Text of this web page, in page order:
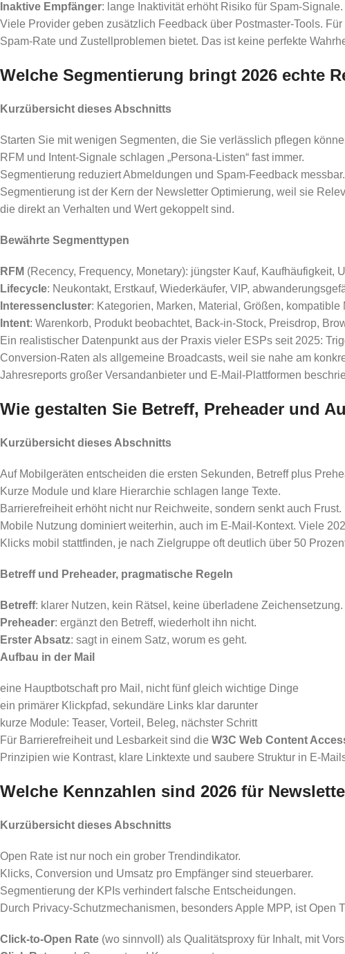
Inaktive Empfänger: lange Inaktivität erhöht Risiko für Spam-Signale.
Viele Provider geben zusätzlich Feedback über Postmaster-Tools.
Spam-Rate und Zustellproblemen bietet. Das ist keine perfekte
Welche Segmentierung bringt 2026 echte
Kurzübersicht dieses Abschnitts
Starten Sie mit wenigen Segmenten, die Sie verlässlich pflegen
RFM und Intent-Signale schlagen „Persona-Listen“ fast immer.
Segmentierung reduziert Abmeldungen und Spam-Feedback messbar.
Segmentierung ist der Kern der Newsletter Optimierung, weil sie
die direkt an Verhalten und Wert gekoppelt sind.
Bewährte Segmenttypen
RFM (Recency, Frequency, Monetary): jüngster Kauf, Kaufhäufigkeit,
Lifecycle: Neukontakt, Erstkauf, Wiederkäufer, VIP,
Interessencluster: Kategorien, Marken, Material, Größen,
Intent: Warenkorb, Produkt beobachtet, Back-in-Stock, Preisdrop,
Ein realistischer Datenpunkt aus der Praxis vieler ESPs seit 2025:
Conversion-Raten als allgemeine Broadcasts, weil sie nahe am
Jahresreports großer Versandanbieter und E-Mail-Plattformen
Wie gestalten Sie Betreff, Preheader und
Kurzübersicht dieses Abschnitts
Auf Mobilgeräten entscheiden die ersten Sekunden, Betreff plus
Kurze Module und klare Hierarchie schlagen lange Texte.
Barrierefreiheit erhöht nicht nur Reichweite, sondern senkt auch Frust.
Mobile Nutzung dominiert weiterhin, auch im E-Mail-Kontext. Viele
Klicks mobil stattfinden, je nach Zielgruppe oft deutlich über 50
Betreff und Preheader, pragmatische Regeln
Betreff: klarer Nutzen, kein Rätsel, keine überladene Zeichensetzung.
Preheader: ergänzt den Betreff, wiederholt ihn nicht.
Erster Absatz: sagt in einem Satz, worum es geht.
Aufbau in der Mail
eine Hauptbotschaft pro Mail, nicht fünf gleich wichtige Dinge
ein primärer Klickpfad, sekundäre Links klar darunter
kurze Module: Teaser, Vorteil, Beleg, nächster Schritt
Für Barrierefreiheit und Lesbarkeit sind die W3C Web Content
Prinzipien wie Kontrast, klare Linktexte und saubere Struktur in E-
Welche Kennzahlen sind 2026 für
Kurzübersicht dieses Abschnitts
Open Rate ist nur noch ein grober Trendindikator.
Klicks, Conversion und Umsatz pro Empfänger sind steuerbarer.
Segmentierung der KPIs verhindert falsche Entscheidungen.
Durch Privacy-Schutzmechanismen, besonders Apple MPP, ist
Click-to-Open Rate (wo sinnvoll) als Qualitätsproxy für Inhalt, mit